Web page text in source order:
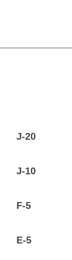
J-20
J-10
F-5
E-5